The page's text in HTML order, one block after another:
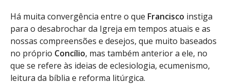
Há muita convergência entre o que Francisco instiga
para o desabrochar da Igreja em tempos atuais e as
nossas compreensões e desejos, que muito baseados
no próprio Concílio, mas também anterior a ele, no
que se refere às ideias de eclesiologia, ecumenismo,
leitura da bíblia e reforma litúrgica.